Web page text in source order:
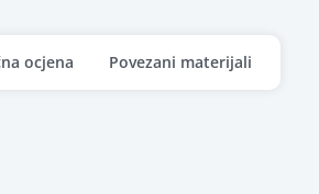
ocjena Povezani materijali